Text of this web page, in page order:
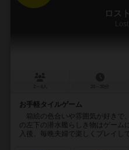
ロス
お手軽タイルゲーム
箱絵の色合いや雰囲気が好きで
の左下の潜水艦らしき物はゲー
入後、毎晩夫婦で楽しくプレイし